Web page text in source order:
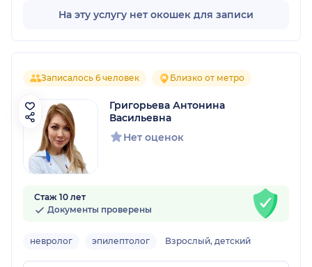
На эту услугу нет окошек для записи
Записалось 6 человек Близко от метро
Григорьева Антонина
Васильевна
Нет оценок
Стаж 10 лет
Документы проверены
невролог эпилептолог Взрослый, детский